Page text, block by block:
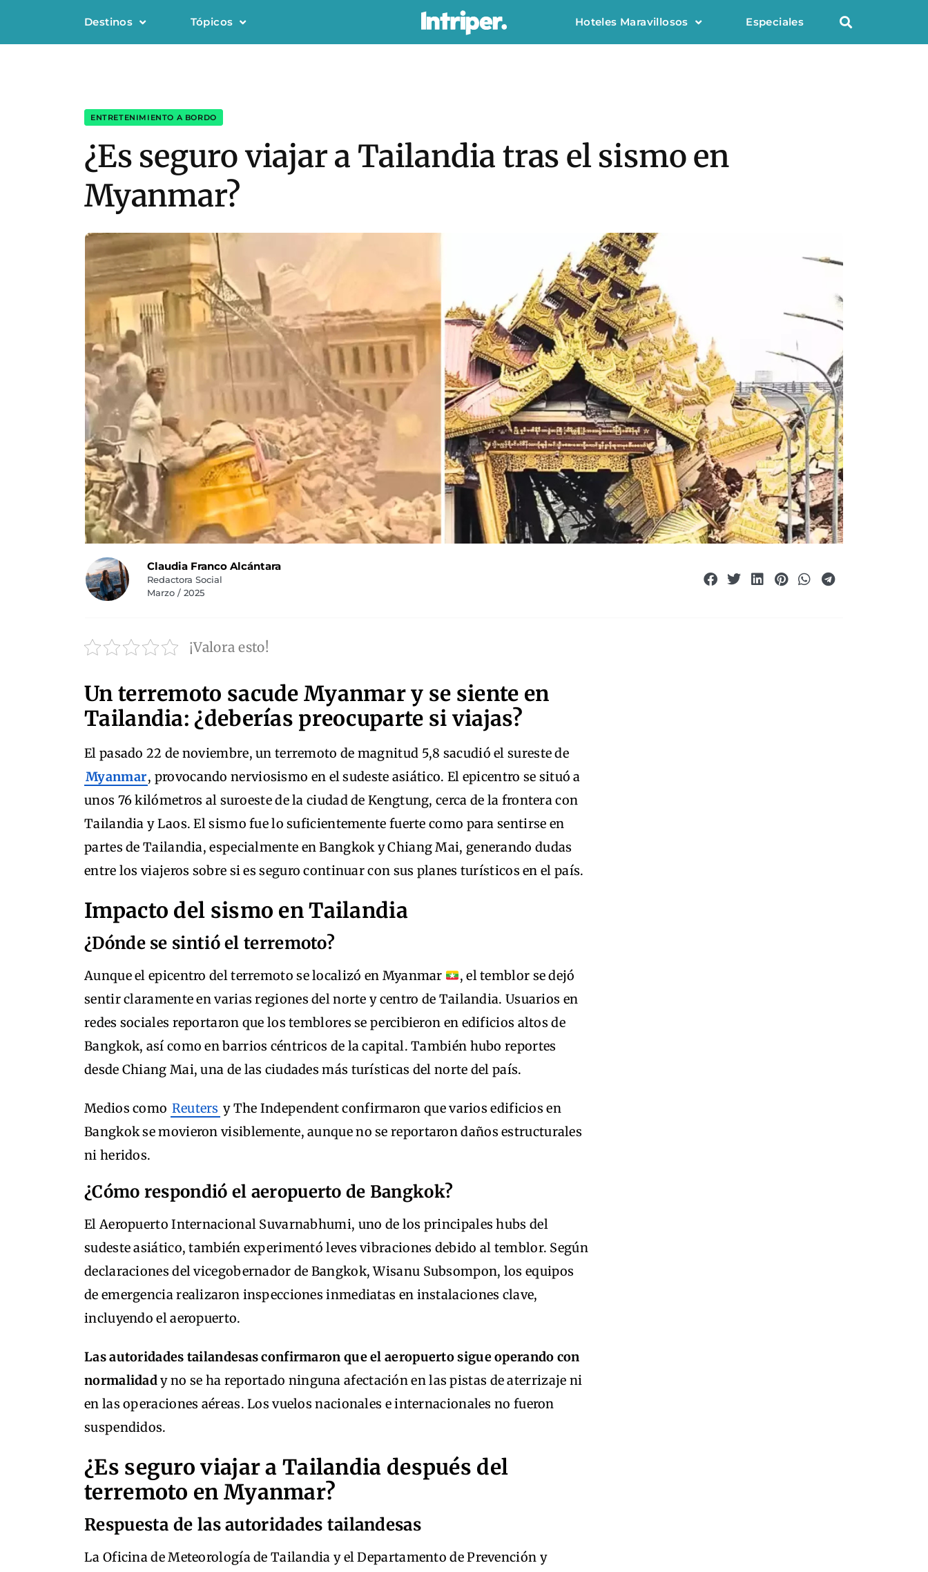
Destinos Tópicos Hoteles Maravillosos Especiales
ENTRETENIMIENTO A BORDO
¿Es seguro viajar a Tailandia tras el sismo en
Myanmar?
Claudia Franco Alcántara
Redactora Social
Marzo / 2025
¡Valora esto!
Un terremoto sacude Myanmar y se siente en
Tailandia: ¿deberías preocuparte si viajas?
El pasado 22 de noviembre, un terremoto de magnitud 5,8 sacudió el sureste de
Myanmar, provocando nerviosismo en el sudeste asiático. El epicentro se situó a
unos 76 kilómetros al suroeste de la ciudad de Kengtung, cerca de la frontera con
Tailandia y Laos. El sismo fue lo suficientemente fuerte como para sentirse en
partes de Tailandia, especialmente en Bangkok y Chiang Mai, generando dudas
entre los viajeros sobre si es seguro continuar con sus planes turísticos en el país.
Impacto del sismo en Tailandia
¿Dónde se sintió el terremoto?
Aunque el epicentro del terremoto se localizó en Myanmar
, el temblor se dejó
sentir claramente en varias regiones del norte y centro de Tailandia. Usuarios en
redes sociales reportaron que los temblores se percibieron en edificios altos de
Bangkok, así como en barrios céntricos de la capital. También hubo reportes
desde Chiang Mai, una de las ciudades más turísticas del norte del país.
Medios como Reuters y The Independent confirmaron que varios edificios en
Bangkok se movieron visiblemente, aunque no se reportaron daños estructurales
ni heridos.
¿Cómo respondió el aeropuerto de Bangkok?
El Aeropuerto Internacional Suvarnabhumi, uno de los principales hubs del
sudeste asiático, también experimentó leves vibraciones debido al temblor. Según
declaraciones del vicegobernador de Bangkok, Wisanu Subsompon, los equipos
de emergencia realizaron inspecciones inmediatas en instalaciones clave,
incluyendo el aeropuerto.
Las autoridades tailandesas confirmaron que el aeropuerto sigue operando con
normalidady no se ha reportado ninguna afectación en las pistas de aterrizaje ni
en las operaciones aéreas. Los vuelos nacionales e internacionales no fueron
suspendidos.
¿Es seguro viajar a Tailandia después del
terremoto en Myanmar?
Respuesta de las autoridades tailandesas
La Oficina de Meteorología de Tailandia y el Departamento de Prevención y